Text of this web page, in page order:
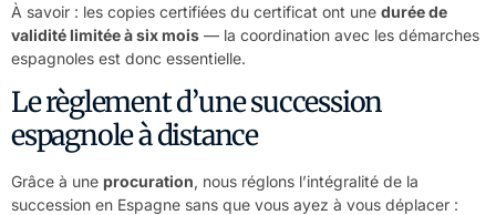
À savoir : les copies certifiées du certificat ont une durée de
validité limitée à six mois — la coordination avec les démarches
espagnoles est donc essentielle.
Le règlement d’une succession
espagnole à distance
Grâce à une procuration, nous réglons l’intégralité de la
succession en Espagne sans que vous ayez à vous déplacer :